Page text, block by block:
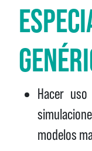
Hacer
modelos